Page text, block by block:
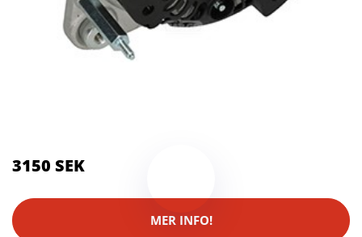
3150 SEK
MER INFO!